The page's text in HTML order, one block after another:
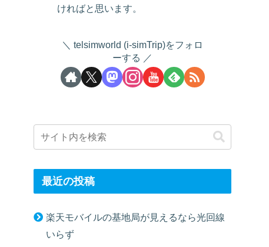
ければと思います。
telsimworld (i-simTrip)をフォロ
ーする
最近の投稿
楽天モバイルの基地局が見えるなら光回線
いらず